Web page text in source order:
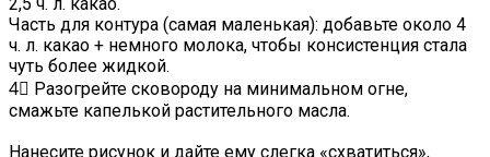
2,5 ч. л. какао.
Часть для контура (самая маленькая): добавьте около 4
ч. л. какао + немного молока, чтобы консистенция стала
чуть более жидкой.
4⃣ Разогрейте сковороду на минимальном огне,
смажьте капелькой растительного масла.
Нанесите рисунок и дайте ему слегка «схватиться»,